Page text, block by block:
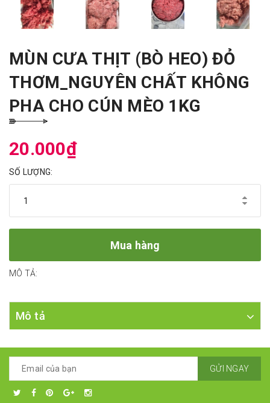
MÙN CƯA THỊT (BÒ HEO) ĐỎ
THƠM_NGUYÊN CHẤT KHÔNG
PHA CHO CÚN MÈO 1KG
20.000₫
SỐ LƯỢNG:
Mua hàng
MÔ TẢ:
Mô tả
GỬI NGAY